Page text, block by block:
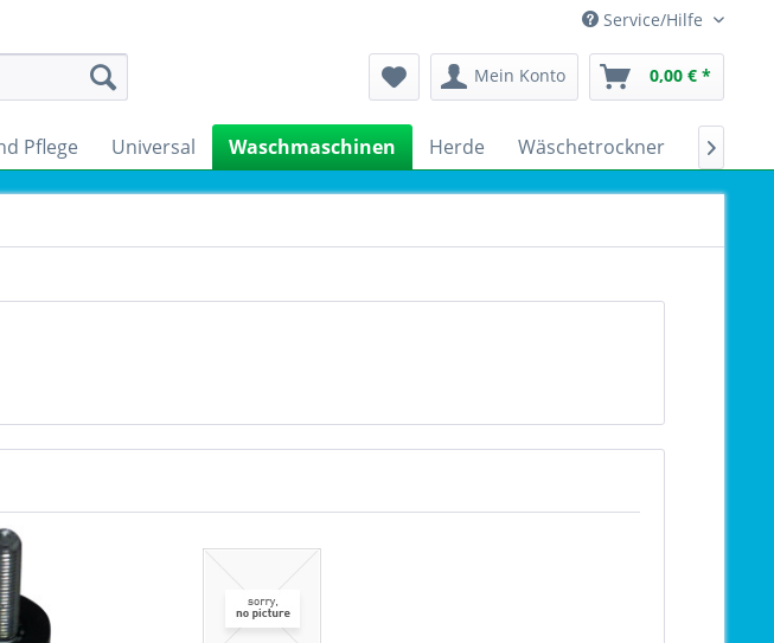
Service/Hilfe
Mein Konto 0,00 € *
Pflege Universal Waschmaschinen Herde Wäschetrockner 